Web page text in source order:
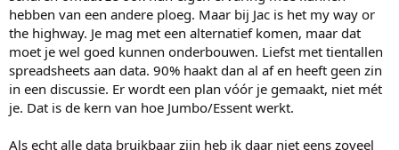
hebben van een andere ploeg. Maar bij Jac is het my way or
the highway. Je mag met een alternatief komen, maar dat
moet je wel goed kunnen onderbouwen. Liefst met tientallen
spreadsheets aan data. 90% haakt dan al af en heeft geen zin
in een discussie. Er wordt een plan vóór je gemaakt, niet mét
je. Dat is de kern van hoe Jumbo/Essent werkt.
Als echt alle data bruikbaar zijn heb ik daar niet eens zoveel